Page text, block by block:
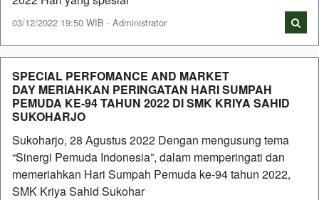
03/12/2022 19:50 WIB - Administrator
SPECIAL PERFOMANCE AND MARKET
DAY MERIAHKAN PERINGATAN HARI SUMPAH
PEMUDA KE-94 TAHUN 2022 DI SMK KRIYA SAHID
SUKOHARJO
Sukoharjo, 28 Agustus 2022 Dengan mengusung tema
“Sinergi Pemuda Indonesia”, dalam memperingati dan
memeriahkan Hari Sumpah Pemuda ke-94 tahun 2022,
SMK Kriya Sahid Sukohar